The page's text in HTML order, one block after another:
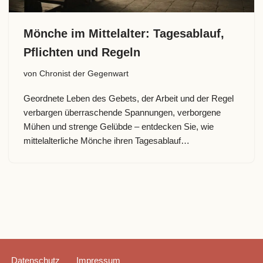
Mönche im Mittelalter: Tagesablauf,
Pflichten und Regeln
von Chronist der Gegenwart
Geordnete Leben des Gebets, der Arbeit und der Regel
verbargen überraschende Spannungen, verborgene
Mühen und strenge Gelübde – entdecken Sie, wie
mittelalterliche Mönche ihren Tagesablauf…
Datenschutz Impressum